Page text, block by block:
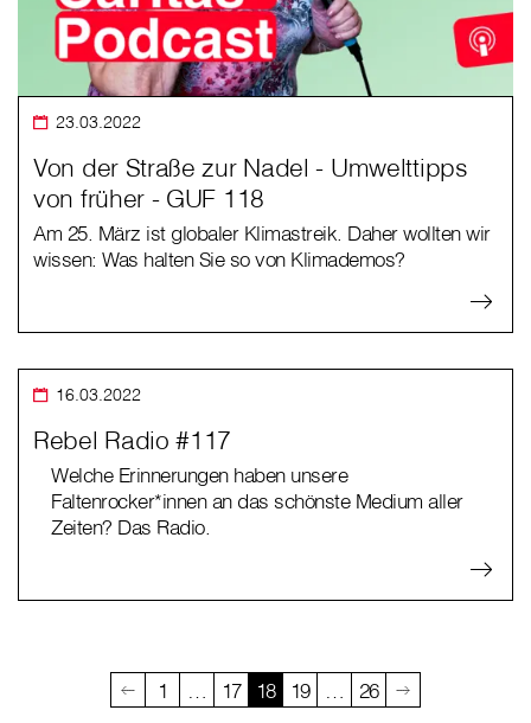
23.03.2022
Von der Straße zur Nadel - Umwelttipps
von früher - GUF 118
Am 25. März ist globaler Klimastreik. Daher wollten wir
wissen: Was halten Sie so von Klimademos?
16.03.2022
Rebel Radio #117
Welche Erinnerungen haben unsere
Faltenrocker*innen an das schönste Medium aller
Zeiten? Das Radio.
1 … 17 18 19 … 26